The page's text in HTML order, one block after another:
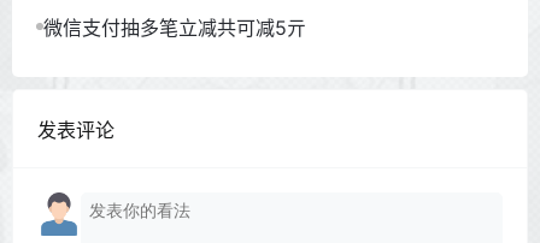
微信支付抽多笔立减共可减5亓
发表评论